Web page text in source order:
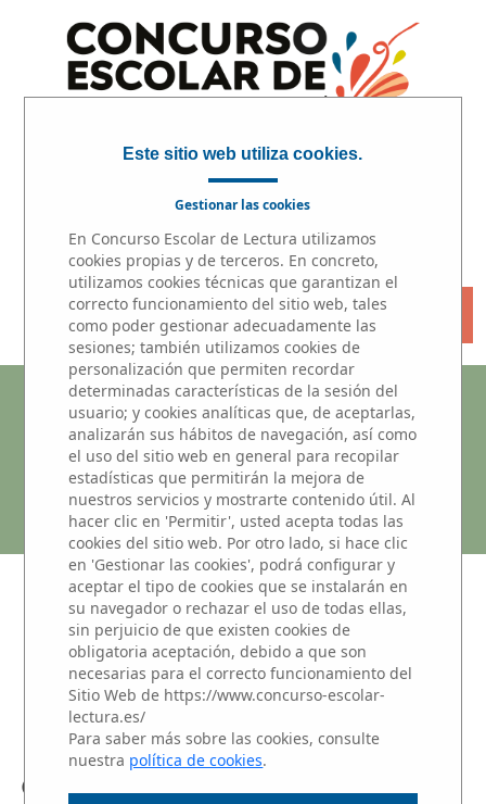
INICIO|PARTICIPA|PREMIOS
« VOLVER
Microrrelatos
Participantes del centros educativo
EL PILAR
NIVEL 3: Alumnos de 1 y 2 de
BACHILLERATO
Haz clic sobre el nombre del alumno para
escuchar su Microrrelato.
Cristina Marino Gutiérrez
Este sitio web utiliza cookies.
Gestionar las cookies
En Concurso Escolar de Lectura utilizamos
cookies propias y de terceros. En concreto,
utilizamos cookies técnicas que garantizan el
correcto funcionamiento del sitio web, tales
como poder gestionar adecuadamente las
sesiones; también utilizamos cookies de
personalización que permiten recordar
determinadas características de la sesión del
usuario; y cookies analíticas que, de aceptarlas,
analizarán sus hábitos de navegación, así como
el uso del sitio web en general para recopilar
estadísticas que permitirán la mejora de
nuestros servicios y mostrarte contenido útil. Al
hacer clic en 'Permitir', usted acepta todas las
cookies del sitio web. Por otro lado, si hace clic
en 'Gestionar las cookies', podrá configurar y
aceptar el tipo de cookies que se instalarán en
su navegador o rechazar el uso de todas ellas,
sin perjuicio de que existen cookies de
obligatoria aceptación, debido a que son
necesarias para el correcto funcionamiento del
Sitio Web de https://www.concurso-escolar-
lectura.es/
Para saber más sobre las cookies, consulte
nuestra política de cookies.